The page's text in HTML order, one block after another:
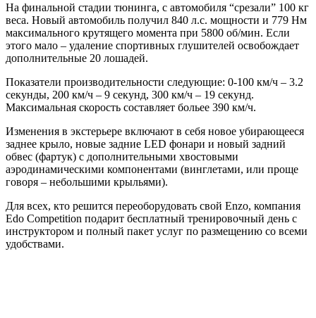
На финальной стадии тюнинга, с автомобиля “срезали” 100 кг
веса. Новый автомобиль получил 840 л.с. мощности и 779 Нм
максимального крутящего момента при 5800 об/мин. Если
этого мало – удаление спортивных глушителей освобождает
дополнительные 20 лошадей.
Показатели производительности следующие: 0-100 км/ч – 3.2
секунды, 200 км/ч – 9 секунд, 300 км/ч – 19 секунд.
Максимальная скорость составляет больее 390 км/ч.
Изменения в экстерьере включают в себя новое убирающееся
заднее крыло, новые задние LED фонари и новый задний
обвес (фартук) с дополнительными хвостовыми
аэродинамическими компонентами (винглетами, или проще
говоря – небольшими крыльями).
Для всех, кто решится переоборудовать свой Enzo, компания
Edo Competition подарит бесплатный тренировочный день с
инструктором и полный пакет услуг по размещению со всеми
удобствами.